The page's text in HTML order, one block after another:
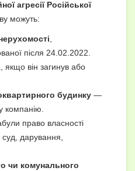
агресії Російської
можуть:
після 24.02.2022.
якщо він загинув або
будинку —
право власності
дарування,
чи комунального